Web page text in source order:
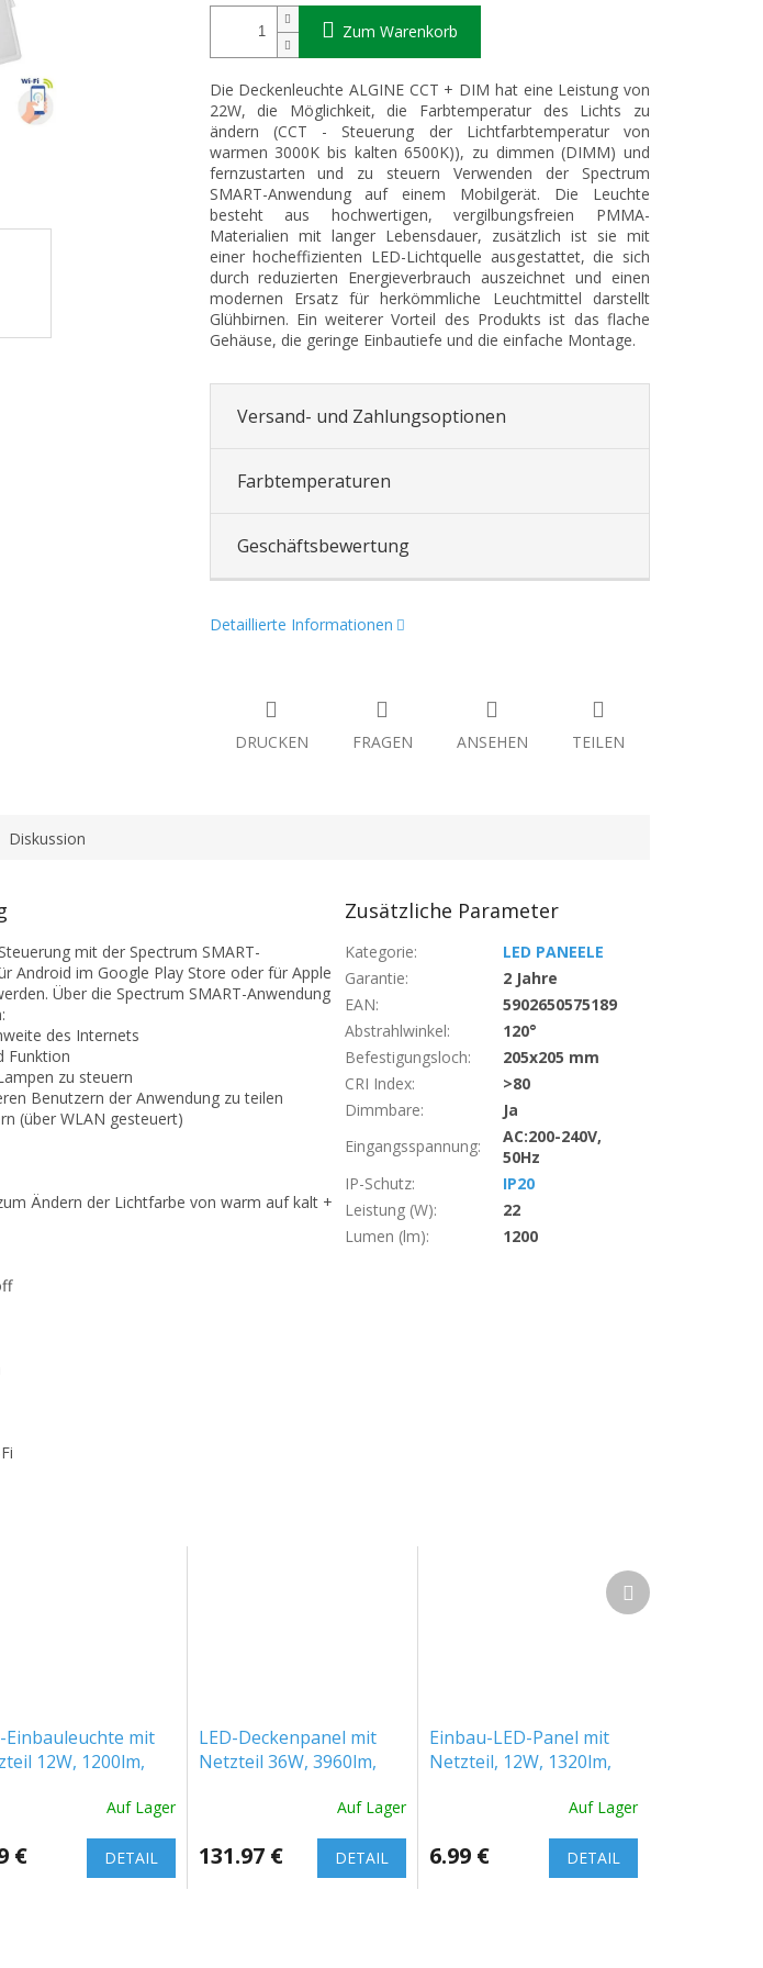
Zum Warenkorb
Die Deckenleuchte ALGINE CCT + DIM hat eine Leistung von
22W, die Möglichkeit, die Farbtemperatur des Lichts zu
ändern (CCT - Steuerung der Lichtfarbtemperatur von
warmen 3000K bis kalten 6500K)), zu dimmen (DIMM) und
fernzustarten und zu steuern Verwenden der Spectrum
SMART-Anwendung auf einem Mobilgerät. Die Leuchte
besteht aus hochwertigen, vergilbungsfreien PMMA-
Materialien mit langer Lebensdauer, zusätzlich ist sie mit
einer hocheffizienten LED-Lichtquelle ausgestattet, die sich
durch reduzierten Energieverbrauch auszeichnet und einen
modernen Ersatz für herkömmliche Leuchtmittel darstellt
Glühbirnen. Ein weiterer Vorteil des Produkts ist das flache
Gehäuse, die geringe Einbautiefe und die einfache Montage.
Versand- und Zahlungsoptionen
Farbtemperaturen
Geschäftsbewertung
Detaillierte Informationen
DRUCKEN FRAGEN ANSEHEN TEILEN
Diskussion
mit der Spectrum SMART-
Android im Google Play Store oder für Apple
Über die Spectrum SMART-Anwendung
des Internets
Funktion
zu steuern
Benutzern der Anwendung zu teilen
(über WLAN gesteuert)
Ändern der Lichtfarbe von warm auf kalt +
Zusätzliche Parameter
Kategorie:
LED PANEELE
Garantie:
2 Jahre
EAN:
5902650575189
Abstrahlwinkel:
120°
Befestigungsloch:
205x205 mm
CRI Index:
>80
Dimmbare:
Ja
Eingangsspannung:
AC:200-240V,
50Hz
IP-Schutz:
IP20
Leistung (W):
22
Lumen (lm): 1200
Einbauleuchte mit
12W, 1200lm,
Auf Lager
€ DETAIL
LED-Deckenpanel mit
Netzteil 36W, 3960lm,
gratis! [WO24-W]Auf Lager
131.97 € DETAIL
Einbau-LED-Panel mit
Netzteil, 12W, 1320lm,
3000K/4000K/6500K,Auf Lager
6.99 € DETAIL
Nächstes
Produkt